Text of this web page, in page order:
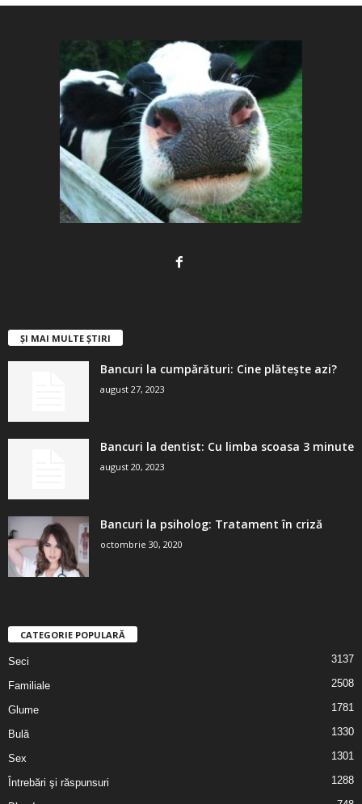
ȘI MAI MULTE ȘTIRI
Bancuri la cumpărături: Cine plătește azi?
august 27, 2023
Bancuri la dentist: Cu limba scoasa 3 minute
august 20, 2023
Bancuri la psiholog: Tratament în criză
octombrie 30, 2020
CATEGORIE POPULARĂ
Seci 3137
Familiale 2508
Glume 1781
Bulă 1330
Sex 1301
Întrebări şi răspunsuri 1288